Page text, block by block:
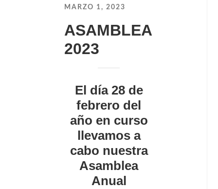
MARZO 1, 2023
ASAMBLEA
2023
El día 28 de
febrero del
año en curso
llevamos a
cabo nuestra
Asamblea
Anual